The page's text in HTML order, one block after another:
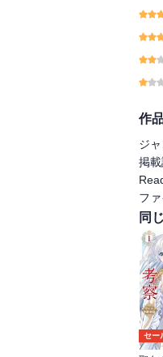
作
ジ
掲
フ
同
セー